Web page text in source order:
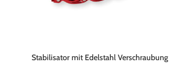
Stabilisator mit Edelstahl Verschraubung